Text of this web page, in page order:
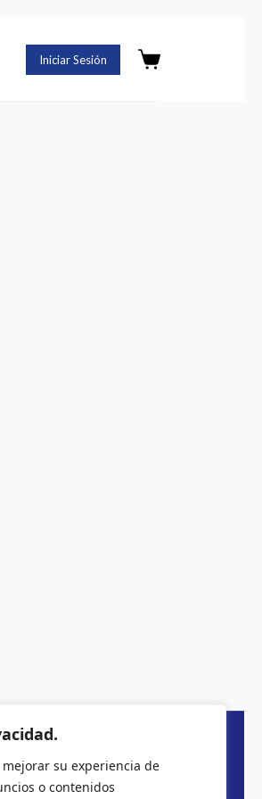
su experiencia de
o contenidos
Iniciar Sesión
Carro